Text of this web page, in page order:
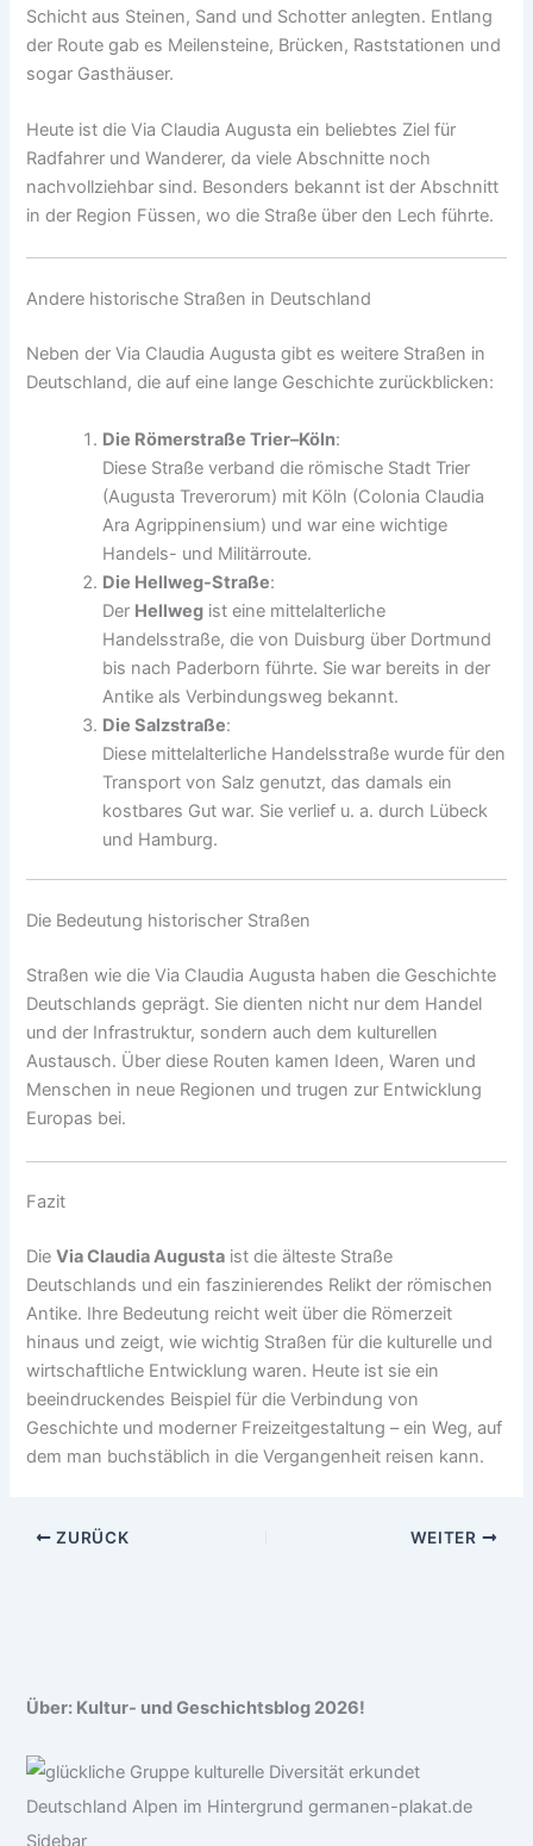
Schicht aus Steinen, Sand und Schotter anlegten. Entlang
der Route gab es Meilensteine, Brücken, Raststationen und
sogar Gasthäuser.
Heute ist die Via Claudia Augusta ein beliebtes Ziel für
Radfahrer und Wanderer, da viele Abschnitte noch
nachvollziehbar sind. Besonders bekannt ist der Abschnitt
in der Region Füssen, wo die Straße über den Lech führte.
Andere historische Straßen in Deutschland
Neben der Via Claudia Augusta gibt es weitere Straßen in
Deutschland, die auf eine lange Geschichte zurückblicken:
Die Römerstraße Trier–Köln:
Diese Straße verband die römische Stadt Trier
(Augusta Treverorum) mit Köln (Colonia Claudia
Ara Agrippinensium) und war eine wichtige
Handels- und Militärroute.
Die Hellweg-Straße:
Der Hellweg ist eine mittelalterliche
Handelsstraße, die von Duisburg über Dortmund
bis nach Paderborn führte. Sie war bereits in der
Antike als Verbindungsweg bekannt.
Die Salzstraße:
Diese mittelalterliche Handelsstraße wurde für den
Transport von Salz genutzt, das damals ein
kostbares Gut war. Sie verlief u. a. durch Lübeck
und Hamburg.
Die Bedeutung historischer Straßen
Straßen wie die Via Claudia Augusta haben die Geschichte
Deutschlands geprägt. Sie dienten nicht nur dem Handel
und der Infrastruktur, sondern auch dem kulturellen
Austausch. Über diese Routen kamen Ideen, Waren und
Menschen in neue Regionen und trugen zur Entwicklung
Europas bei.
Fazit
DieVia Claudia Augusta ist die älteste Straße
Deutschlands und ein faszinierendes Relikt der römischen
Antike. Ihre Bedeutung reicht weit über die Römerzeit
hinaus und zeigt, wie wichtig Straßen für die kulturelle und
wirtschaftliche Entwicklung waren. Heute ist sie ein
beeindruckendes Beispiel für die Verbindung von
Geschichte und moderner Freizeitgestaltung – ein Weg, auf
dem man buchstäblich in die Vergangenheit reisen kann.
ZURÜCK WEITER
Über: Kultur- und Geschichtsblog 2026!